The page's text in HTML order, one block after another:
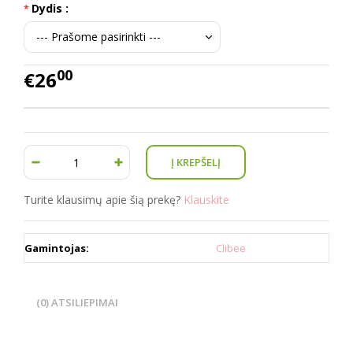
Dydis :
€2600
Turite klausimų apie šią prekę? Klauskite
Gamintojas: Clibee
(0) ATSILIEPIMAI